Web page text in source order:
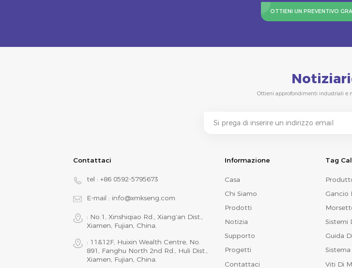
OTTIENI UN PREVENTIVO
Ottieni approfondimenti industriali e
Contattaci
tel : +86 0592-5795673
E-mail : info@xmkseng.com
: No.1, Xinshiqiao Rd., Xiang‘an Dist.,
Xiamen, Fujian, China.
: 11&12F, Huixin Wealth Centre, No.
891, Fanghu North 2nd Rd., Huli Dist.,
Xiamen, Fujian, China.
Informazione
Casa
Chi Siamo
Prodotti
Notizia
Supporto
Progetti
Contattaci
Tag
Gancio
Sistemi
Guida
Viti Di